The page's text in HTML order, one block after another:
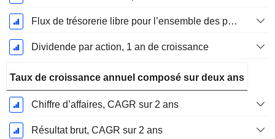
Flux de trésorerie libre pour l’ensemble des pourvoyeurs de fonds (créanciers et actionnaires) FCFF, Croissance 1 an
Dividende par action, 1 an de croissance
Taux de croissance annuel composé sur deux ans
Chiffre d’affaires, CAGR sur 2 ans
Résultat brut, CAGR sur 2 ans